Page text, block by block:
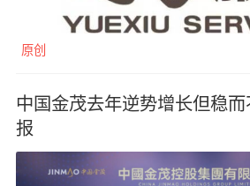
原创
中国金茂去年逆势增长但稳
报